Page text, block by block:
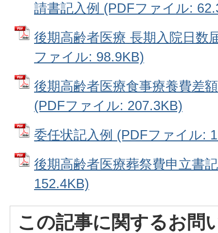
請書記入例 (PDFファイル:
後期高齢者医療 長期入院日数
ファイル: 98.9KB)
後期高齢者医療食事療養費差
(PDFファイル: 207.3KB)
委任状記入例 (PDFファイル:
後期高齢者医療葬祭費申立書
152.4KB)
この記事に関するお問